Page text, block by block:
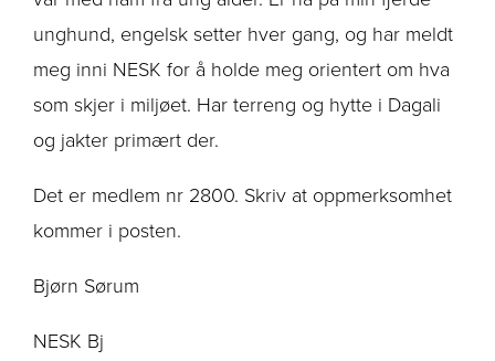
unghund, engelsk setter hver gang, og har meldt
meg inni NESK for å holde meg orientert om hva
som skjer i miljøet. Har terreng og hytte i Dagali
og jakter primært der.
Det er medlem nr 2800. Skriv at oppmerksomhet
kommer i posten.
Bjørn Sørum
NESK Bj